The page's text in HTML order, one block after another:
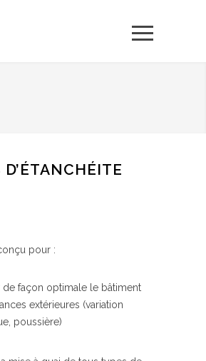
Menu
D’ÉTANCHÉITE
pour :
de façon optimale le bâtiment
extérieures (variation
poussière)